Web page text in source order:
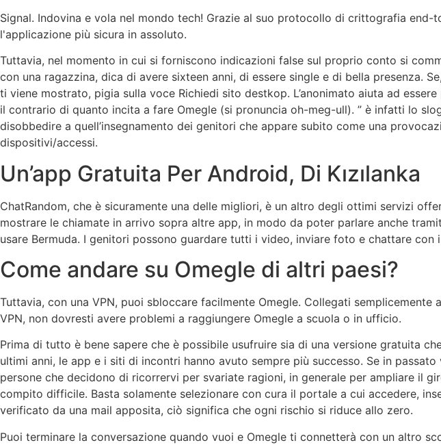
Signal. Indovina e vola nel mondo tech! Grazie al suo protocollo di crittografia
l'applicazione più sicura in assoluto.
Tuttavia, nel momento in cui si forniscono indicazioni false sul proprio conto si
con una ragazzina, dica di avere sixteen anni, di essere single e di bella presenza.
ti viene mostrato, pigia sulla voce Richiedi sito destkop. L’anonimato aiuta ad
il contrario di quanto incita a fare Omegle (si pronuncia oh-meg-ull). ” è infatti lo
disobbedire a quell’insegnamento dei genitori che appare subito come una
dispositivi/accessi.
Un’app Gratuita Per Android, Di Kızılanka
ChatRandom, che è sicuramente una delle migliori, è un altro degli ottimi servizi
mostrare le chiamate in arrivo sopra altre app, in modo da poter parlare anche
usare Bermuda. I genitori possono guardare tutti i video, inviare foto e chattare con
Come andare su Omegle di altri paesi?
Tuttavia, con una VPN, puoi sbloccare facilmente Omegle. Collegati
VPN, non dovresti avere problemi a raggiungere Omegle a scuola o in ufficio.
Prima di tutto è bene sapere che è possibile usufruire sia di una versione gratuita
ultimi anni, le app e i siti di incontri hanno avuto sempre più successo. Se in
persone che decidono di ricorrervi per svariate ragioni, in generale per ampliare il
compito difficile. Basta solamente selezionare con cura il portale a cui accedere,
verificato da una mail apposita, ciò significa che ogni rischio si riduce allo zero.
Puoi terminare la conversazione quando vuoi e Omegle ti connetterà con un altro